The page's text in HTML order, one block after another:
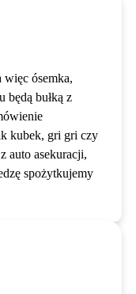
ósemka,
będą bułką z
kubek, gri gri czy
auto asekuracji,
spożytkujemy